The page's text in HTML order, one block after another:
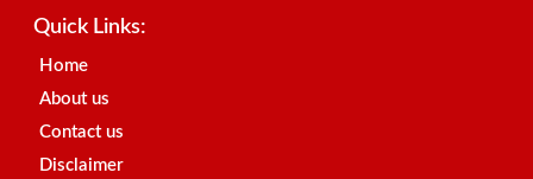
Quick Links:
Home
About us
Contact us
Disclaimer